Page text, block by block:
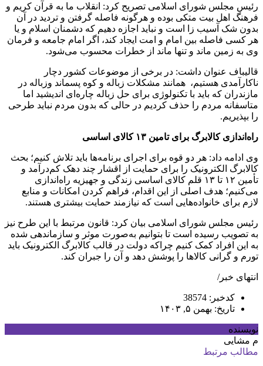
رئیس مجلس شورای اسلامی تصریح کرد: انقلاب ما به قرآن کریم و
فرهنگ اهل بیت متکی بوده و هرگونه فاصله گرفتن و تردید در آن
بدون شک آسیب زا است و نباید اجازه دهیم که دشمنان اسلام و یا
هر کسی فاصله بین امام و امت ایجاد کند، اگر امام جامعه و فرمان
وی به زمین ماند و تنها ماند از خطرات محسوب می‌شود.
قالیباف عنوان داشت: در برخی از موضوعات کشور دچار
ناکارآمدی هستیم، همانند مشکلات زباله و کوه پسماند وزباله در
مازندران که باید با تکنولوژی برای حل زباله چاره‌ای اندیشید اما
متاسفانه مردم را حذف کردیم در حالی که بدون مردم نباید طرحی
را بپذیریم.
راه‌اندازی کالابرگ برای تامین ۱۳ کالای اساسی
وی ادامه داد: هر دو قوه برای اجرای برنامه‌ها باید تلاش کنیم؛ بحث
کالابرگ الکترونیک را برای حمایت از اقشار چند دهک کم‌درآمد و
تأمین ۱۲ تا ۱۳ قلم کالای اساسی زندگی و جهیزیه راه‌اندازی
می‌کنیم؛ هدف اصلی از این اقدام، فراهم کردن امکانات و منابع
لازم برای خانواده‌هایی است که نیازمند حمایت بیشتری هستند.
رئیس مجلس شورای اسلامی بیان کرد: قانون مرتبط با این طرح نیز
به تصویب رسیده است تا بتوانیم به‌صورت موثر و سازماندهی شده
به این افراد کمک کنیم چراکه دولت در قالب کالابرگ الکترونیک باید
تورم و گرانی کالاها را پوشش دهد و آن را جبران کند.
انتهای خبر/
کدخبر: 38574
تاریخ: بهمن ۵, ۱۴۰۳
نویسنده
م مشایی
مطالب مرتبط